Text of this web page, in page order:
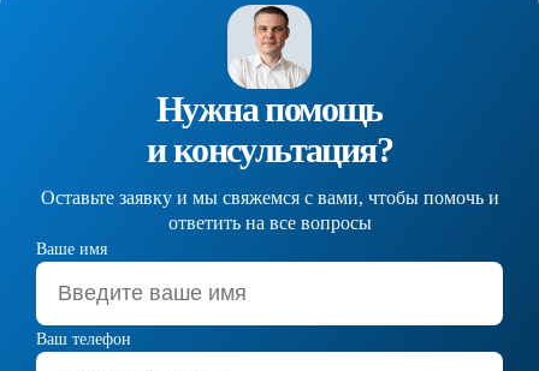
Нужна помощь
и консультация?
Оставьте заявку и мы свяжемся с вами, чтобы помочь и
ответить на все вопросы
Ваше имя
Ваш телефон